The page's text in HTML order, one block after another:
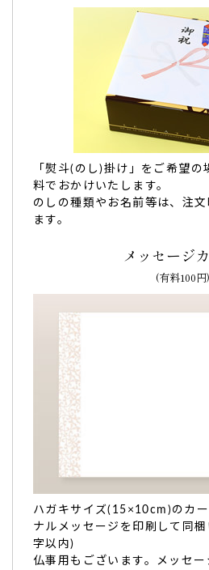
バスクラリネットアンサンブル「
設立20年記念としてメンバーにお
文字も綺麗にはっきり入っており
い」との声をもらいました。
よくあるバームクーヘンのパサパサ
しています。
世田谷文の菓さんにお願いして正
ましたらよろしくお願いします。（
ウムクーヘン(グリーン・エンブレ
会社の創立記念品。とても
大変美味しく社員からも好評
会社の創立記念品
として「バーム
セージ入り）」を注文させていた
メールでやり取りさせていただき
ご対応いただきました。
バームクーヘンは
変美味しく、社員からも好評
また、機会がありましたら是非お
リーン・エンブレム風/1個入り)
「熨斗(のし)掛け」をご希望
料でおかけいたします。
のしの種類やお名前等は、注
ます。
メッセージ
(有料100円)
ハガキサイズ(15×10cm)のカ
ナルメッセージを印刷して同
字以内)
仏事用もございます。メッセ